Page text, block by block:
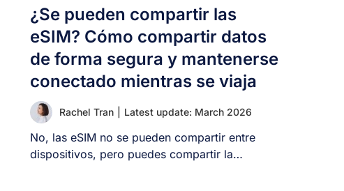
¿Se pueden compartir las
eSIM? Cómo compartir datos
de forma segura y mantenerse
conectado mientras se viaja
Rachel Tran Latest update: March 2026
No, las eSIM no se pueden compartir entre
dispositivos, pero puedes compartir la